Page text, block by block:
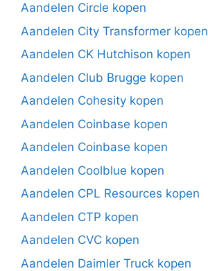
Aandelen Circle kopen
Aandelen City Transformer kopen
Aandelen CK Hutchison kopen
Aandelen Club Brugge kopen
Aandelen Cohesity kopen
Aandelen Coinbase kopen
Aandelen Coinbase kopen
Aandelen Coolblue kopen
Aandelen CPL Resources kopen
Aandelen CTP kopen
Aandelen CVC kopen
Aandelen Daimler Truck kopen